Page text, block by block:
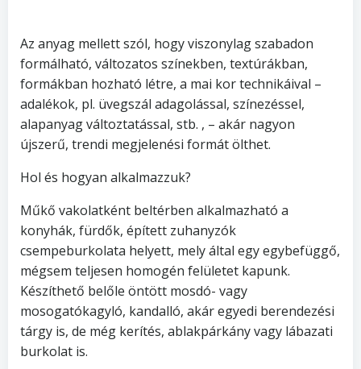
Az anyag mellett szól, hogy viszonylag szabadon
formálható, változatos színekben, textúrákban,
formákban hozható létre, a mai kor technikáival –
adalékok, pl. üvegszál adagolással, színezéssel,
alapanyag változtatással, stb. , – akár nagyon
újszerű, trendi megjelenési formát ölthet.
Hol és hogyan alkalmazzuk?
Műkő vakolatként beltérben alkalmazható a
konyhák, fürdők, épített zuhanyzók
csempeburkolata helyett, mely által egy egybefüggő,
mégsem teljesen homogén felületet kapunk.
Készíthető belőle öntött mosdó- vagy
mosogatókagyló, kandalló, akár egyedi berendezési
tárgy is, de még kerítés, ablakpárkány vagy lábazati
burkolat is.